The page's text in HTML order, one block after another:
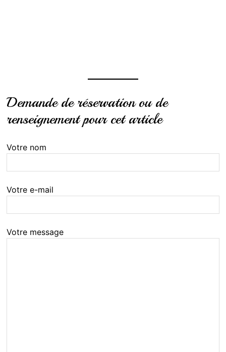
Demande de réservation ou de
renseignement pour cet article
Votre nom
Votre e-mail
Votre message